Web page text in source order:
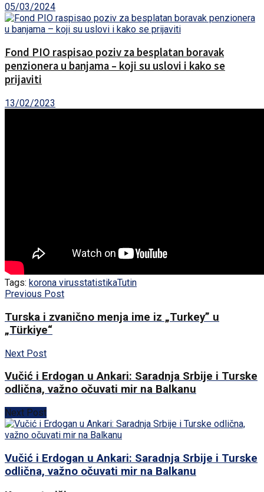
05/03/2024
Fond PIO raspisao poziv za besplatan boravak
penzionera u banjama – koji su uslovi i kako se
prijaviti
13/02/2023
Tags: korona virusstatistikaTutin
Previous Post
Turska i zvanično menja ime iz „Turkey” u
„Türkiye“
Next Post
Vučić i Erdogan u Ankari: Saradnja Srbije i Turske
odlična, važno očuvati mir na Balkanu
Next Post
Vučić i Erdogan u Ankari: Saradnja Srbije i Turske
odlična, važno očuvati mir na Balkanu